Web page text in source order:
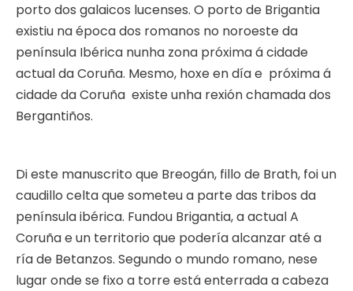
porto dos galaicos lucenses. O porto de Brigantia
existiu na época dos romanos no noroeste da
península Ibérica nunha zona próxima á cidade
actual da Coruña. Mesmo, hoxe en día e próxima á
cidade da Coruña existe unha rexión chamada dos
Bergantiños.
Di este manuscrito que Breogán, fillo de Brath, foi un
caudillo celta que someteu a parte das tribos da
península ibérica. Fundou Brigantia, a actual A
Coruña e un territorio que podería alcanzar até a
ría de Betanzos. Segundo o mundo romano, nese
lugar onde se fixo a torre está enterrada a cabeza